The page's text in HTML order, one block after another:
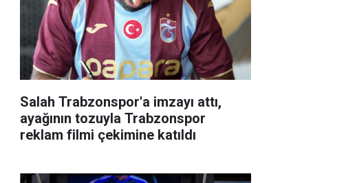
Salah Trabzonspor'a imzayı attı,
ayağının tozuyla Trabzonspor
reklam filmi çekimine katıldı